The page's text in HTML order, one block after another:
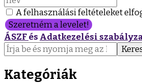
A felhasználási feltételeket
Szeretném a levelet!
ÁSZFés Adatkezelési
Keresés:
Kategóriák